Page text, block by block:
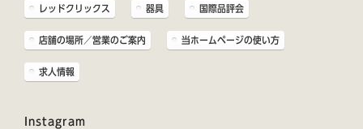
レッドクリックス 器具 国際品評会
店舗の場所／営業のご案内 当ホームページの使い方
求人情報
Instagram